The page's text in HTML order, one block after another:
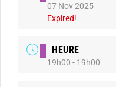
07 Nov 2025
Expired!
HEURE
19h00 - 19h00